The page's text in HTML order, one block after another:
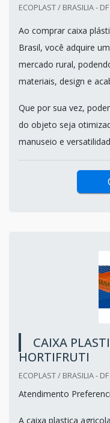
ECOPLAST / BRASILIA - DF
Ao comprar caixa
Brasil, você adquire
mercado rural,
materiais, design e
Que por sua vez,
do objeto seja
manuseio e
CAIXA
HORTIFRUTI
ECOPLAST / BRASILIA - DF
Atendimento
A caixa plastica